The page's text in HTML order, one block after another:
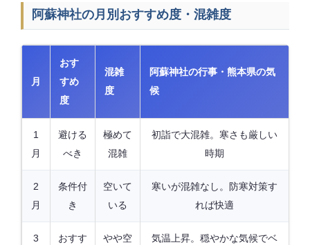
阿蘇神社の月別おすすめ度・混雑度
月
おす
すめ
度
混雑
度
阿蘇神社の行事・熊本県の気
候
1
月
避ける
べき
極めて
混雑
初詣で大混雑。寒さも厳しい
時期
2
月
条件付
き
空いて
いる
寒いが混雑なし。防寒対策す
れば快適
3
おすす
やや空
気温上昇。穏やかな気候でベ